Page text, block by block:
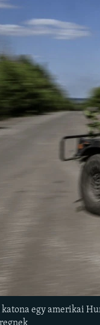
katona egy amerikai